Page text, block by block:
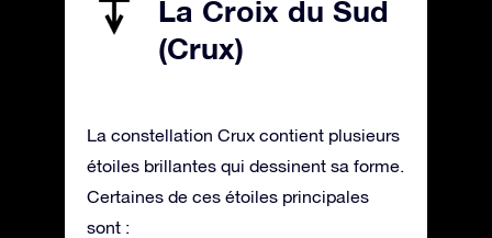
La Croix du Sud
(Crux)
La constellation Crux contient plusieurs
étoiles brillantes qui dessinent sa forme.
Certaines de ces étoiles principales
sont :